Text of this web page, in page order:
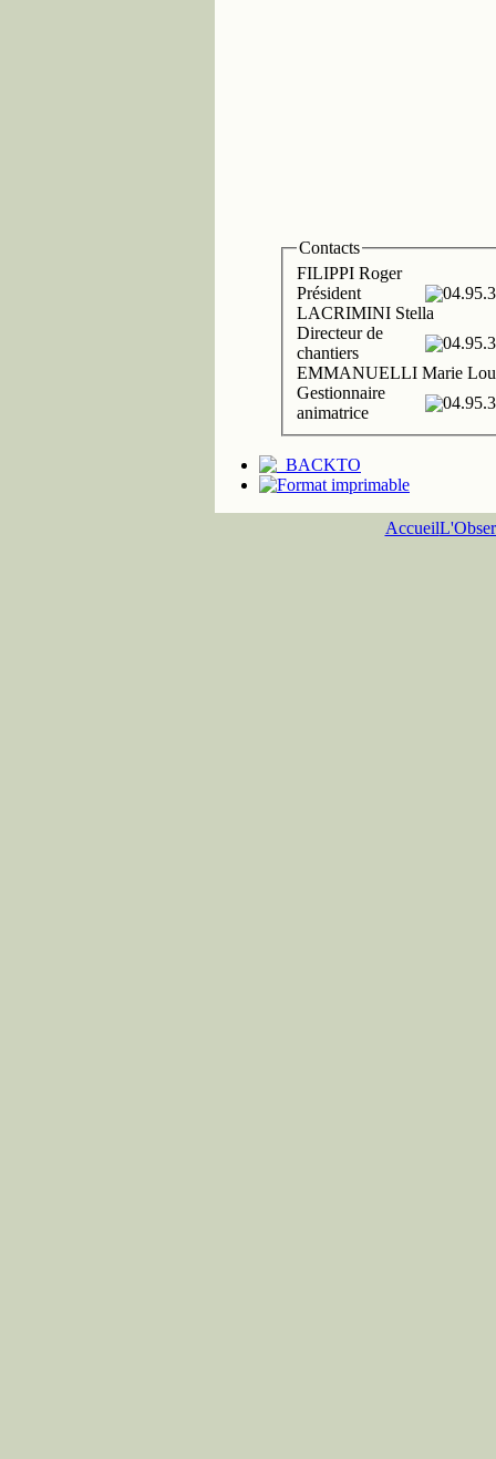
Contacts
FILIPPI Roger
Président
LACRIMINI Stella
Directeur de
chantiers
EMMANUELLI Marie
Gestionnaire
animatrice
Accueil